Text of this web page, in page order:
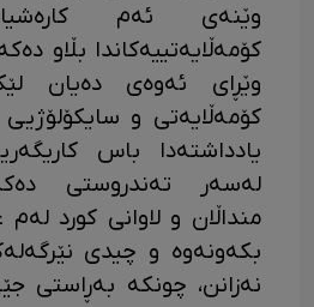
وێنەی ئەم
کۆمەڵایەتییەکاندا بڵاو
وێڕای ئەوەی دەیان
کۆمەڵایەتی و
یادداشتەدا باس
لەسەر تەندروستی
منداڵان و لاوانی کورد لەم
بکەونەوە و چیدی
نەزانن، چونکە بەڕاستی